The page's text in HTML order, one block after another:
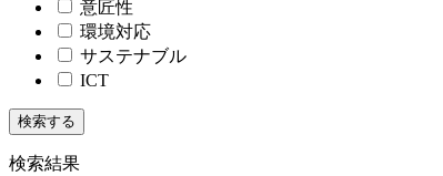
意匠性
環境対応
サステナブル
ICT
検索結果